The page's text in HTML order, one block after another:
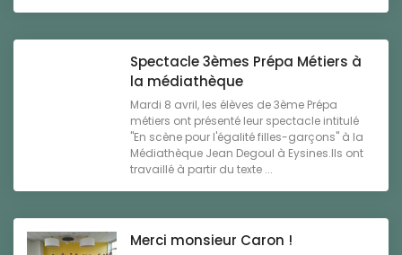
Spectacle 3èmes Prépa Métiers à
la médiathèque
Mardi 8 avril, les élèves de 3ème Prépa
métiers ont présenté leur spectacle intitulé
"En scène pour l'égalité filles-garçons" à la
Médiathèque Jean Degoul à Eysines.Ils ont
travaillé à partir du texte ...
Merci monsieur Caron !